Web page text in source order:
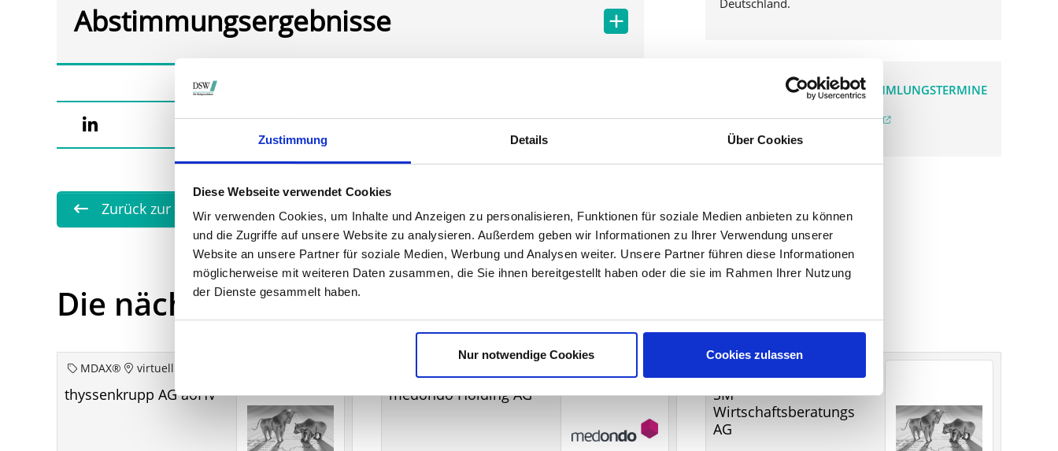
Zustimmung Details Über Cookies
Diese Webseite verwendet Cookies
Wir verwenden Cookies, um Inhalte und Anzeigen zu personalisieren, Funktionen für soziale Medien anbieten zu können
und die Zugriffe auf unsere Website zu analysieren. Außerdem geben wir Informationen zu Ihrer Verwendung unserer
Website an unsere Partner für soziale Medien, Werbung und Analysen weiter. Unsere Partner führen diese Informationen
möglicherweise mit weiteren Daten zusammen, die Sie ihnen bereitgestellt haben oder die sie im Rahmen Ihrer Nutzung
der Dienste gesammelt haben.
Nur notwendige Cookies Cookies zulassen
Abstimmungsergebnisse
Zurück zur Übersicht
Deutschland.
VERGANGENE HAUPTVERSAMMLUNGSTERMINE
archiv.hauptversammlung.de
Die nächsten Termine
MDAX® virtuell
thyssenkrupp AG aoHV medondo Holding AG
SM
Wirtschaftsberatungs
AG